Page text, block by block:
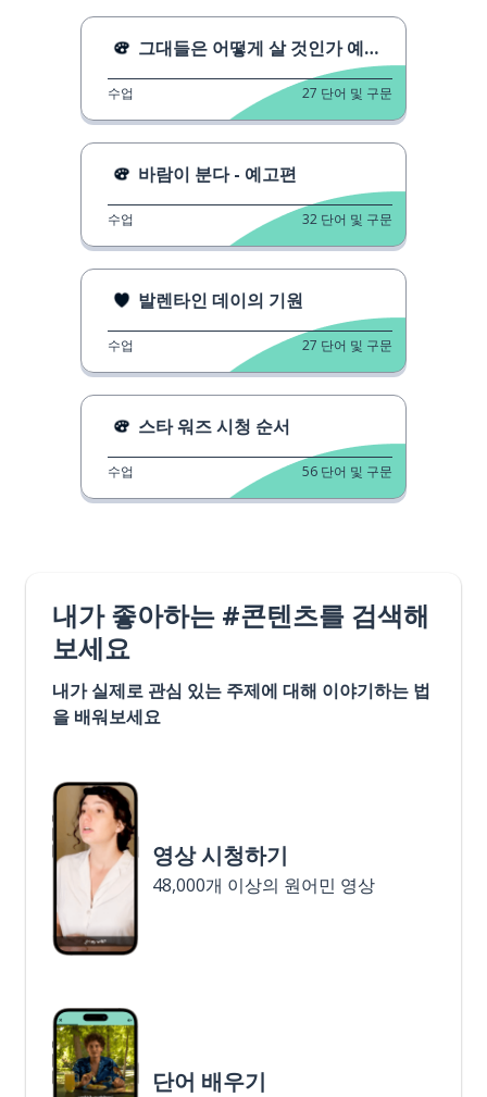
그대들은 어떻게 살 것인가 예고편
수업 27 단어 및 구문
바람이 분다 - 예고편
수업 32 단어 및 구문
발렌타인 데이의 기원
수업 27 단어 및 구문
스타 워즈 시청 순서
수업 56 단어 및 구문
내가 좋아하는 #콘텐츠를 검색해
보세요
내가 실제로 관심 있는 주제에 대해 이야기하는 법
을 배워보세요
영상 시청하기
48,000개 이상의 원어민 영상
단어 배우기